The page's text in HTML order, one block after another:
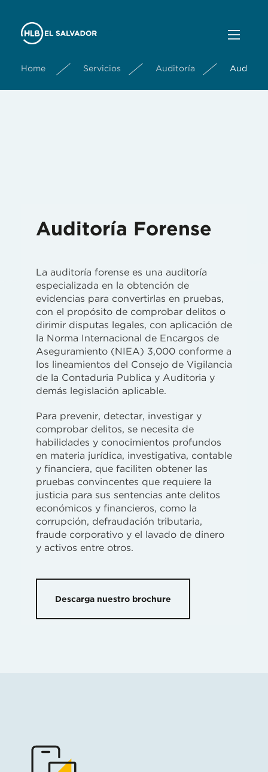
Home Servicios Auditoría
Auditoría Forense
La auditoría forense es una auditoría
especializada en la obtención de
evidencias para convertirlas en pruebas,
con el propósito de comprobar delitos o
dirimir disputas legales, con aplicación de
la Norma Internacional de Encargos de
Aseguramiento (NIEA) 3,000 conforme a
los lineamientos del Consejo de Vigilancia
de la Contaduria Publica y Auditoria y
demás legislación aplicable.
Para prevenir, detectar, investigar y
comprobar delitos, se necesita de
habilidades y conocimientos profundos
en materia jurídica, investigativa, contable
y financiera, que faciliten obtener las
pruebas convincentes que requiere la
justicia para sus sentencias ante delitos
económicos y financieros, como la
corrupción, defraudación tributaria,
fraude corporativo y el lavado de dinero
y activos entre otros.
Descarga nuestro brochure